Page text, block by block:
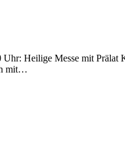
Heilige Messe mit
mit…